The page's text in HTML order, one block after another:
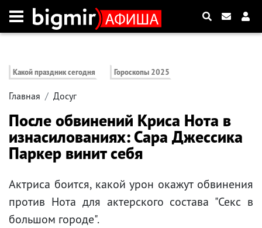
Какой праздник сегодня Гороскопы 2025
Главная Досуг
После обвинений Криса Нота в
изнасилованиях: Сара Джессика
Паркер винит себя
Актриса боится, какой урон окажут обвинения
против Нота для актерского состава "Секс в
большом городе".